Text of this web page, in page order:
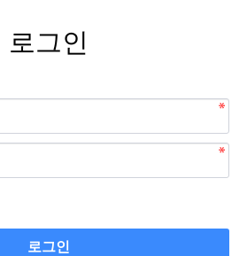
로그인
로그인